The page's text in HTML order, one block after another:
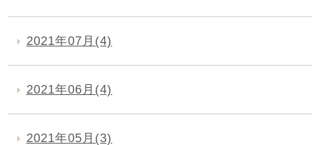
2021年07月(4)
2021年06月(4)
2021年05月(3)